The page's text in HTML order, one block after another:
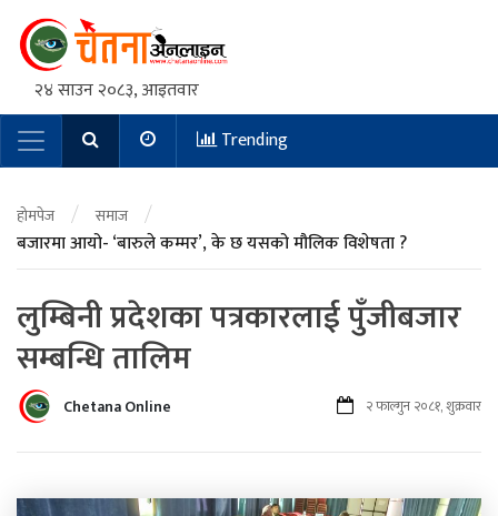
२४ साउन २०८३, आइतवार
Main NavigationTrending
होमपेज / समाज /
बजारमा आयो- ‘बारुले कम्मर’, के छ यसको मौलिक विशेषता ?
लुम्बिनी प्रदेशका पत्रकारलाई पुँजीबजार
सम्बन्धि तालिम
Chetana Online २ फाल्गुन २०८१, शुक्रवार